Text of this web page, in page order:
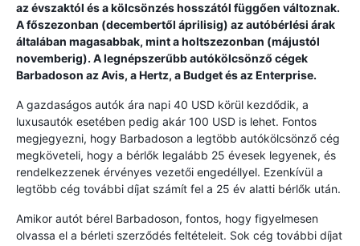
az évszaktól és a kölcsönzés hosszától függően változnak.
A főszezonban (decembertől áprilisig) az autóbérlési árak
általában magasabbak, mint a holtszezonban (májustól
novemberig). A legnépszerűbb autókölcsönző cégek
Barbadoson az Avis, a Hertz, a Budget és az Enterprise.
A gazdaságos autók ára napi 40 USD körül kezdődik, a
luxusautók esetében pedig akár 100 USD is lehet. Fontos
megjegyezni, hogy Barbadoson a legtöbb autókölcsönző cég
megköveteli, hogy a bérlők legalább 25 évesek legyenek, és
rendelkezzenek érvényes vezetői engedéllyel. Ezenkívül a
legtöbb cég további díjat számít fel a 25 év alatti bérlők után.
Amikor autót bérel Barbadoson, fontos, hogy figyelmesen
olvassa el a bérleti szerződés feltételeit. Sok cég további díjat